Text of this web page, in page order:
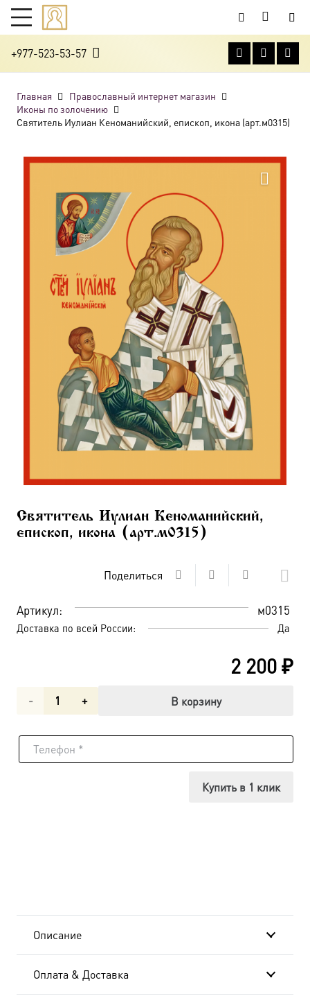
+977-523-53-57
Главная
Православный интернет магазин
Иконы по золочению
Святитель Иулиан Кеноманийский, епископ, икона (арт.м0315)
Святитель Иулиан Кеноманийский,
епископ, икона (арт.м0315)
Поделиться
Артикул: м0315
Доставка по всей России: Да
2 200₽
Количество
Святитель
В корзину
Купить в 1 клик
Описание
Оплата & Доставка